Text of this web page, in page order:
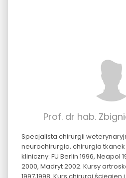
Prof. dr hab.
Specjalista chirurgii
neurochirurgia, chirurgia tkanek
kliniczny: FU Berlin 1996, Neapol
2000, Madryt 2002. Kursy
1997,1998. Kurs chirurgi